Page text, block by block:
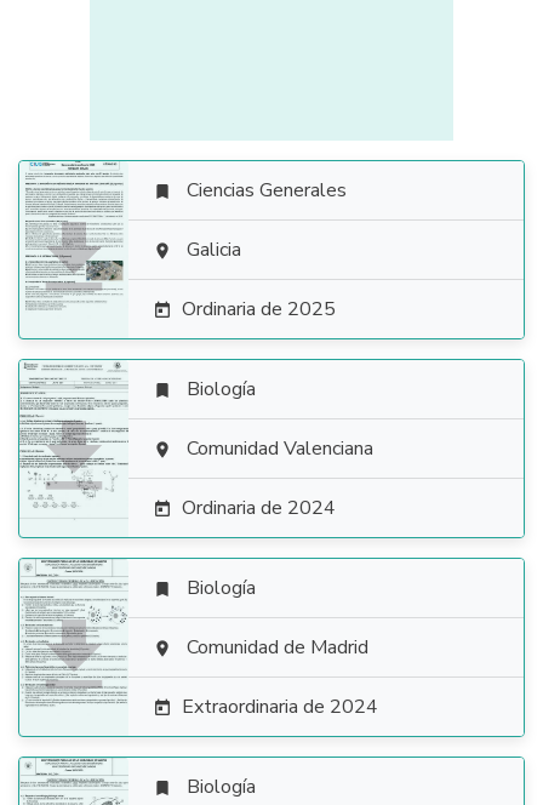

 Ciencias Generales
 Galicia
 Ordinaria de 2025

 Biología
 Comunidad Valenciana
 Ordinaria de 2024

 Biología
 Comunidad de Madrid
 Extraordinaria de 2024
 Biología